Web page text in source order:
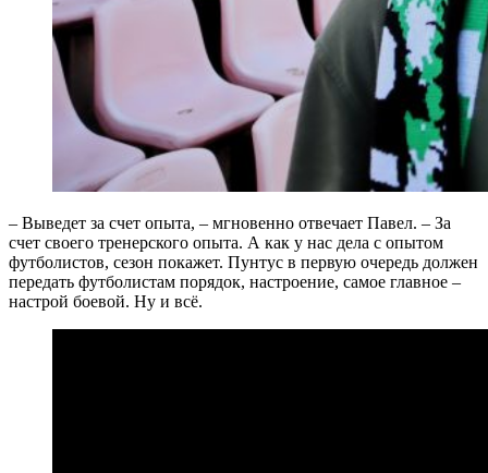
– Выведет за счет опыта, – мгновенно отвечает Павел. – За
счет своего тренерского опыта. А как у нас дела с опытом
футболистов, сезон покажет. Пунтус в первую очередь должен
передать футболистам порядок, настроение, самое главное –
настрой боевой. Ну и всё.